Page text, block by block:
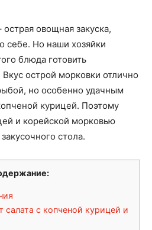
овощная закуска,
себе. Но наши хозяйки
блюда готовить
острой морковки отлично
но особенно удачным
курицей. Поэтому
и корейской морковью
стола.
салата с копченой курицей и